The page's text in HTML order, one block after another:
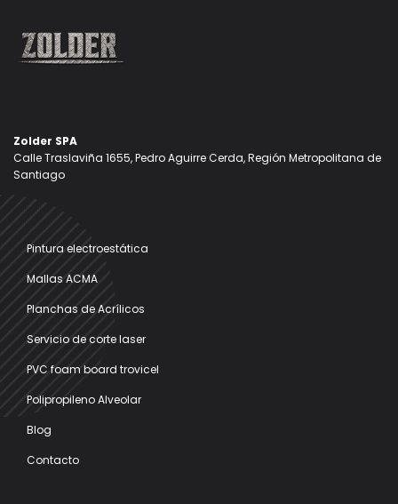
Zolder SPA
Calle Traslaviña 1655, Pedro Aguirre Cerda, Región Metropolitana de
Santiago
Pintura electroestática
Mallas ACMA
Planchas de Acrílicos
Servicio de corte laser
PVC foam board trovicel
Polipropileno Alveolar
Blog
Contacto